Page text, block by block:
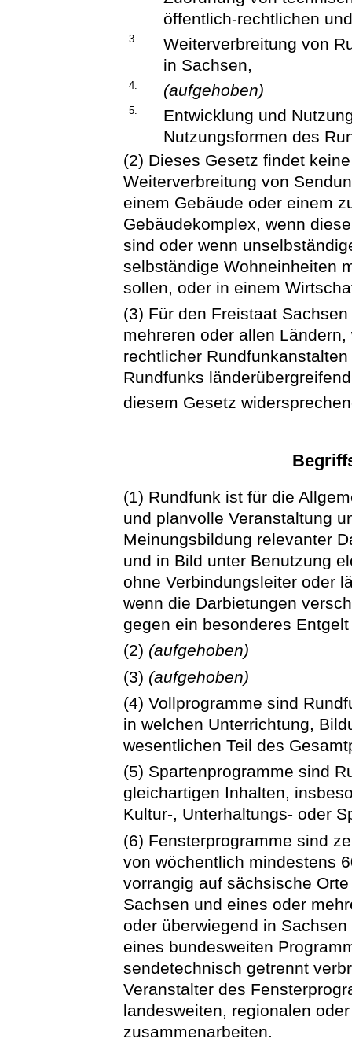
öffentlich-rechtlichen
3.
Weiterverbreitung von
in Sachsen,
4. (aufgehoben)
5.
Entwicklung und
Nutzungsformen des
(2) Dieses Gesetz findet
Weiterverbreitung von
einem Gebäude oder einem
Gebäudekomplex, wenn
sind oder wenn
selbständige Wohneinheiten
sollen, oder in einem
(3) Für den Freistaat
mehreren oder allen
rechtlicher
Rundfunks
diesem Gesetz
(1) Rundfunk ist für die
und planvolle Veranstaltung
Meinungsbildung relevanter
und in Bild unter Benutzung
ohne Verbindungsleiter oder
wenn die Darbietungen
gegen ein besonderes
(2) (aufgehoben)
(3) (aufgehoben)
(4) Vollprogramme sind
in welchen Unterrichtung,
wesentlichen Teil des
(5) Spartenprogramme sind
gleichartigen Inhalten,
Kultur-, Unterhaltungs- oder
(6) Fensterprogramme sind
von wöchentlich mindestens
vorrangig auf sächsische
Sachsen und eines oder
oder überwiegend in
eines bundesweiten
sendetechnisch getrennt
Veranstalter des
landesweiten, regionalen
zusammenarbeiten.